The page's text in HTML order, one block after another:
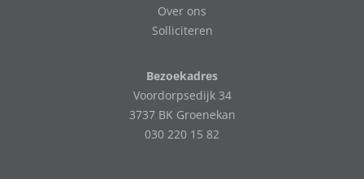
Over ons
Solliciteren
Bezoekadres
Voordorpsedijk 34
3737 BK Groenekan
030 220 15 82